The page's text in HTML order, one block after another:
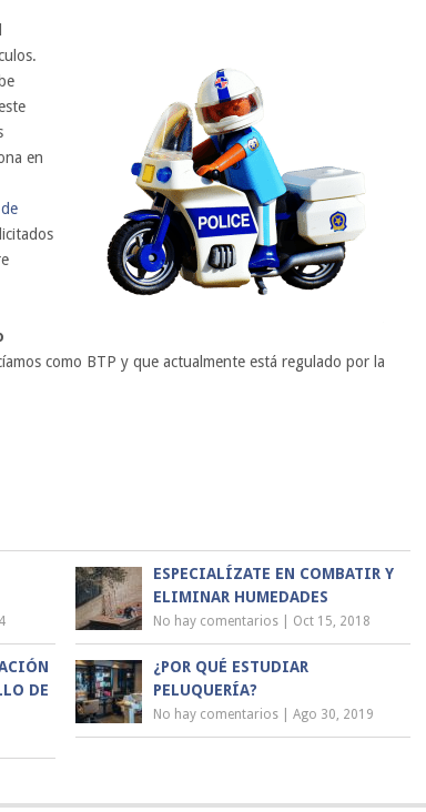
en
como BTP y que actualmente está regulado por la
ESPECIALÍZATE EN COMBATIR Y
ELIMINAR HUMEDADES
No hay comentarios Oct 15, 2018
DE
¿POR QUÉ ESTUDIAR
PELUQUERÍA?
No hay comentarios |Ago 30, 2019